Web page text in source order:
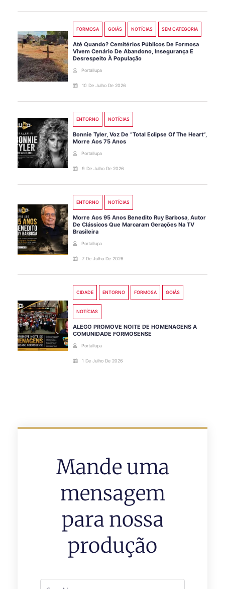
FORMOSA GOIÁS NOTÍCIAS SEM CATEGORIA
Até Quando? Cemitérios Públicos De Formosa
Vivem Cenário De Abandono, Insegurança E
Desrespeito À População
Portallupa
10 De Julho De 2026
ENTORNO NOTÍCIAS
Bonnie Tyler, Voz De “Total Eclipse Of The Heart”,
Morre Aos 75 Anos
Portallupa
9 De Julho De 2026
ENTORNO NOTÍCIAS
Morre Aos 95 Anos Benedito Ruy Barbosa, Autor
De Clássicos Que Marcaram Gerações Na TV
Brasileira
Portallupa
7 De Julho De 2026
CIDADE ENTORNO FORMOSA GOIÁS
NOTÍCIAS
ALEGO PROMOVE NOITE DE HOMENAGENS A
COMUNIDADE FORMOSENSE
Portallupa
1 De Julho De 2026
Mande uma
mensagem
para nossa
produção